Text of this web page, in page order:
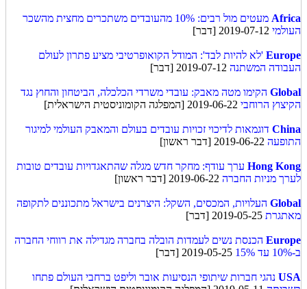
Africa
מעטים מול רבים: 10% מהעובדים משתכרים מחצית מהשכר
העולמי
Europe 'לא להיות לבד': המודל הקואופרטיבי מציע פתרון לעולם
העבודה המשתנה
Global הקימו מטה מאבק: עובדי משרדי הכלכלה, הביטחון והחוץ נגד
הקיצוץ הרוחבי
China דוגמאות לדיכוי זכויות עובדים בעולם והמאבק העולמי למיגור
התופעה
Hong Kong ערך עודף: מחקר חדש מגלה שהתאגדויות עובדים טובות
לערך מניות החברה
Global העלויות, המכסים, השקל: היצרנים בישראל מתכוננים לתקופה
מאתגרת
Europe הכנסת נשים לעמדות הובלה בחברה מגדילה את רווחי החברה
ב-10% עד 15%
USA נהגי חברות שיתופי הנסיעות אובר וליפט ברחבי העולם פתחו